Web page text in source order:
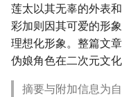
莲太以其无辜的外表
彩加则因其可爱的形
理想化形象。整篇文
伪娘角色在二次元文
摘要与附加信息为